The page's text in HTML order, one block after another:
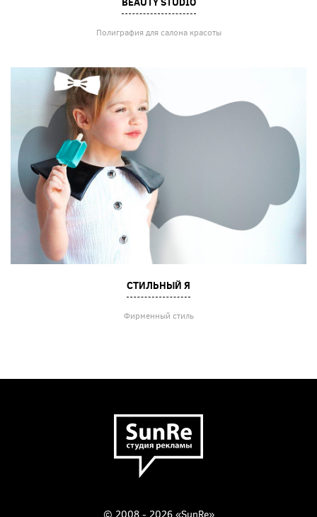
Полиграфия для салона красоты
СТИЛЬНЫЙ Я
Фирменный стиль
© 2008 - 2026 «SunRe»